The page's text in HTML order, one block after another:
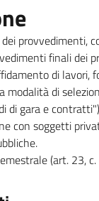
provvedimenti,
finali dei
di lavori,
modalità di
di gara e
con soggetti
(art. 23,